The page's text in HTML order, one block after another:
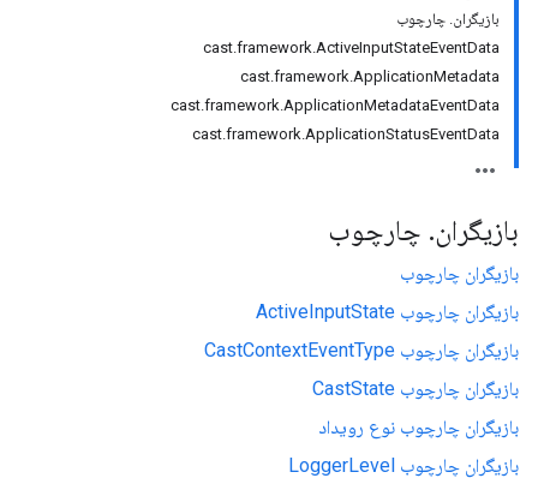
بازیگران. چارچوب
cast.framework.ActiveInputStateEventData
cast.framework.ApplicationMetadata
cast.framework.ApplicationMetadataEventData
cast.framework.ApplicationStatusEventData
بازیگران. چارچوب
بازیگران چارچوب
بازیگران چارچوب ActiveInputState
بازیگران چارچوب CastContextEventType
بازیگران چارچوب CastState
بازیگران چارچوب نوع رویداد
بازیگران چارچوب LoggerLevel